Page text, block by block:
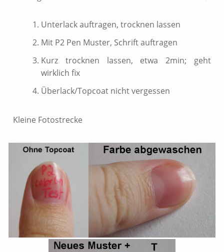
Unterlack auftragen, trocknen lassen
Mit P2 Pen Muster, Schrift auftragen
Kurz trocknen lassen, etwa 2min; geht
wirklich fix
Überlack/Topcoat nicht vergessen
Kleine Fotostrecke